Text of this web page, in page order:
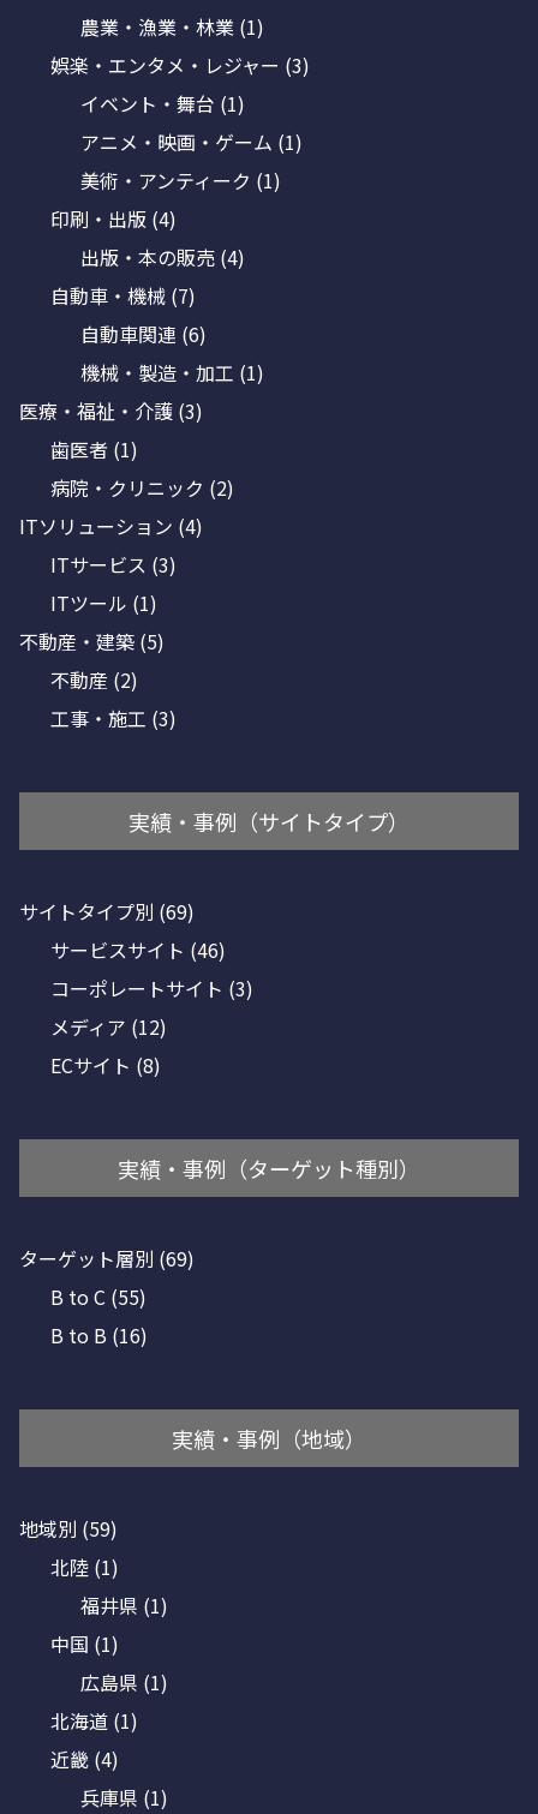
農業・漁業・林業 (1)
娯楽・エンタメ・レジャー (3)
イベント・舞台 (1)
アニメ・映画・ゲーム (1)
美術・アンティーク (1)
印刷・出版 (4)
出版・本の販売 (4)
自動車・機械 (7)
自動車関連 (6)
機械・製造・加工 (1)
医療・福祉・介護 (3)
歯医者 (1)
病院・クリニック (2)
ITソリューション (4)
ITサービス (3)
ITツール (1)
不動産・建築 (5)
不動産 (2)
工事・施工 (3)
実績・事例（サイトタイプ）
サイトタイプ別 (69)
サービスサイト (46)
コーポレートサイト (3)
メディア (12)
ECサイト (8)
実績・事例（ターゲット種別）
ターゲット層別 (69)
B to C (55)
B to B (16)
実績・事例（地域）
地域別 (59)
北陸 (1)
福井県 (1)
中国 (1)
広島県 (1)
北海道 (1)
近畿 (4)
兵庫県 (1)